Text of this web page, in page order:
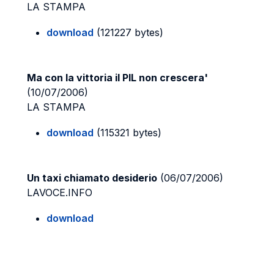
LA STAMPA
download (121227 bytes)
Ma con la vittoria il PIL non crescera'
(10/07/2006)
LA STAMPA
download (115321 bytes)
Un taxi chiamato desiderio (06/07/2006)
LAVOCE.INFO
download